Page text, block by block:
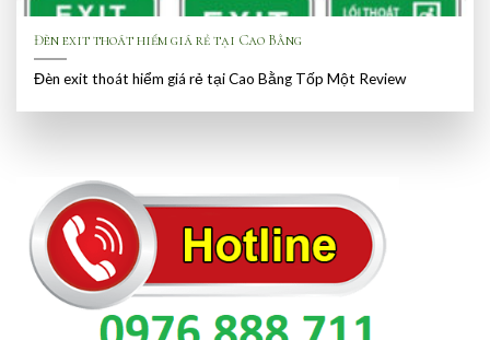
Đèn exit thoát hiểm giá rẻ tại Cao Bằng
Đèn exit thoát hiểm giá rẻ tại Cao Bằng Tốp Một Review